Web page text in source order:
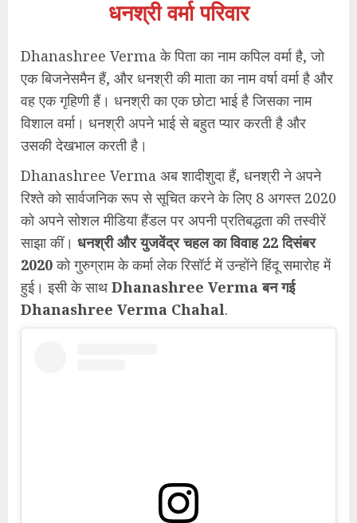
धनश्री वर्मा परिवार
Dhanashree Verma के पिता का नाम कपिल वर्मा है, जो
एक बिजनेसमैन हैं, और धनश्री की माता का नाम वर्षा वर्मा है और
वह एक गृहिणी हैं। धनश्री का एक छोटा भाई है जिसका नाम
विशाल वर्मा। धनश्री अपने भाई से बहुत प्यार करती है और
उसकी देखभाल करती है।
Dhanashree Verma अब शादीशुदा हैं, धनश्री ने अपने
रिश्ते को सार्वजनिक रूप से सूचित करने के लिए 8 अगस्त 2020
को अपने सोशल मीडिया हैंडल पर अपनी प्रतिबद्धता की तस्वीरें
साझा कीं। धनश्री और युजवेंद्र चहल का विवाह 22 दिसंबर
2020को गुरुग्राम के कर्मा लेक रिसॉर्ट में उन्होंने हिंदू समारोह में
हुई। इसी के साथ Dhanashree Verma बन गई
Dhanashree Verma Chahal.